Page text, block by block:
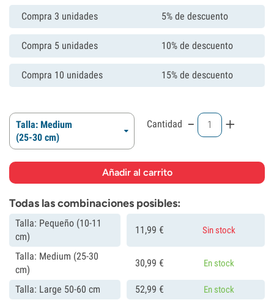
Compra 3 unidades 5% de descuento
Compra 5 unidades 10% de descuento
Compra 10 unidades 15% de descuento
Talla: Medium
(25-30 cm)
Cantidad - +
Todas las combinaciones posibles:
Talla: Pequeño (10-11
cm)
11,99 € Sin stock
Talla: Medium (25-30
cm)
30,99 € En stock
Talla: Large 50-60 cm 52,99 € En stock